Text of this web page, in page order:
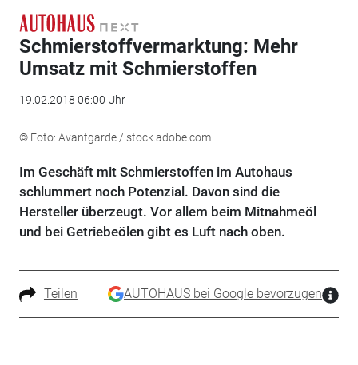
Schmierstoffvermarktung: Mehr
Umsatz mit Schmierstoffen
19.02.2018 06:00 Uhr
© Foto: Avantgarde / stock.adobe.com
Im Geschäft mit Schmierstoffen im Autohaus
schlummert noch Potenzial. Davon sind die
Hersteller überzeugt. Vor allem beim Mitnahmeöl
und bei Getriebeölen gibt es Luft nach oben.
Teilen AUTOHAUS bei Google bevorzugen